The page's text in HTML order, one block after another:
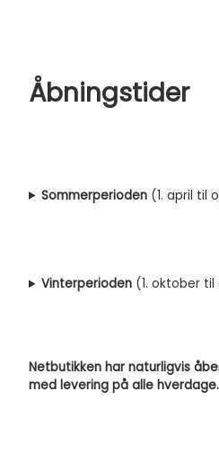
Åbningstider
Sommerperioden (1. april til
Vinterperioden (1. oktober til
Netbutikken har naturligvis
med levering på alle hverdage.